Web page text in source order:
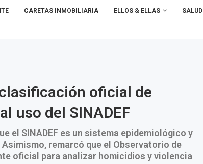
CARETAS INMOBILIARIA ELLOS & ELLAS SALUD
oficial de
uso del SINADEF
el SINADEF es un sistema epidemiológico y
remarcó que el Observatorio de
oficial para analizar homicidios y violencia